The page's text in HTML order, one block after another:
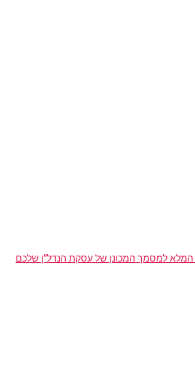
למסמך המכונן של עסקת הנדל”ן שלכם